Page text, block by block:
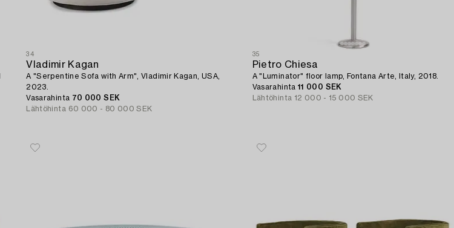
34
Vladimir Kagan
A "Serpentine Sofa with Arm", Vladimir Kagan, USA,
2023.
Vasarahinta 70 000 SEK
Lähtöhinta 60 000 - 80 000 SEK
35
Pietro Chiesa
A "Luminator" floor lamp, Fontana Arte, Italy, 2018.
Vasarahinta 11 000 SEK
Lähtöhinta 12 000 - 15 000 SEK